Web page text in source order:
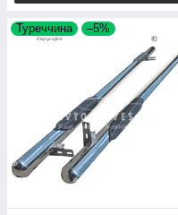
Туреччина –5%